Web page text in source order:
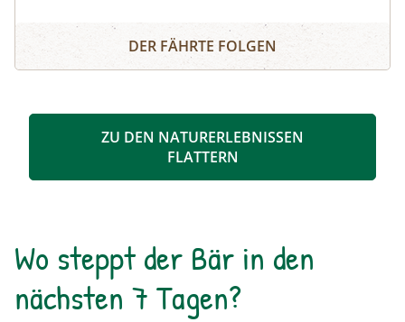
Mobilitätseinschränkungen oder Familien mit
Kinderwägen die Schönheit der Alm
Ranger: in erkunden Sie diesen Weg und
Barrierefreies Naturerlebnis "Bergpromenade Brunnach"
DER FÄHRTE FOLGEN
ZU DEN NATURERLEBNISSEN
FLATTERN
Wo steppt der Bär in den
nächsten 7 Tagen?